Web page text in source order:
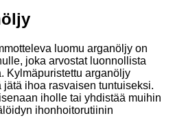
luomu arganöljy on
joka arvostat luonnollista
Kylmäpuristettu arganöljy
jätä ihoa rasvaisen tuntuiseksi.
iholle tai yhdistää muihin
ihonhoitorutiinin